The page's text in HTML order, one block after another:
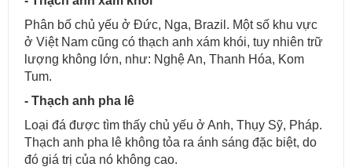
Phân bố chủ yếu ở Đức, Nga, Brazil. Một số khu vực
ở Việt Nam cũng có thạch anh xám khói, tuy nhiên trữ
lượng không lớn, như: Nghệ An, Thanh Hóa, Kom
Tum.
- Thạch anh pha lê
Loại đá được tìm thấy chủ yếu ở Anh, Thụy Sỹ, Pháp.
Thạch anh pha lê không tỏa ra ánh sáng đặc biệt, do
đó giá trị của nó không cao.